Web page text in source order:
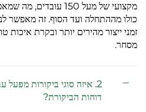
מקצועי של מעל 150
כולו מההתחלה ועד הסוף. זה מאפשר
זמני ייצור מהירים יותר ובקרת איכות
מסחר.
2. איזה סוגי ביקורות
דוחות הביקורת?